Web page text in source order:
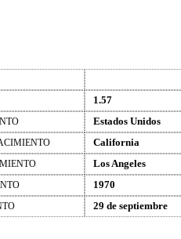
1.57
Estados Unidos
California
Los Angeles
1970
29 de septiembre